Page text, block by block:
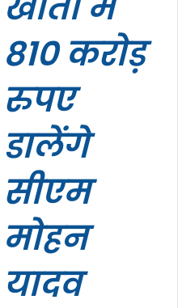
810 करोड़
रुपए
डालेंगे
सीएम
मोहन
यादव